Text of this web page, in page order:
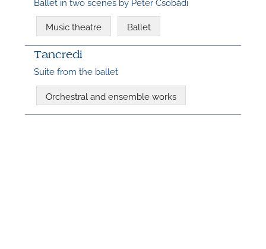
Music theatre Ballet
Tancredi
Suite from the ballet
Orchestral and ensemble works